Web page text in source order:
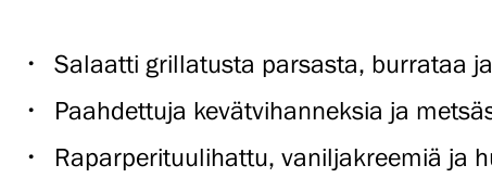
Salaatti grillatusta parsasta, burrataa
Paahdettuja kevätvihanneksia ja
Raparperituulihattu, vaniljakreemiä ja